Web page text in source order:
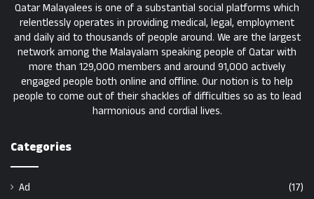
Qatar Malayalees is one of a substantial social platforms which
relentlessly operates in providing medical, legal, employment
and daily aid to thousands of people around. We are the largest
network among the Malayalam speaking people of Qatar with
more than 129,000 members and around 91,000 actively
engaged people both online and offline. Our notion is to help
people to come out of their shackles of difficulties so as to lead
harmonious and cordial lives.
Categories
Ad
(17)